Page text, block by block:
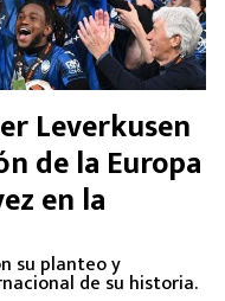
Leverkusen
de la Europa
en la
su planteo y
de su historia.